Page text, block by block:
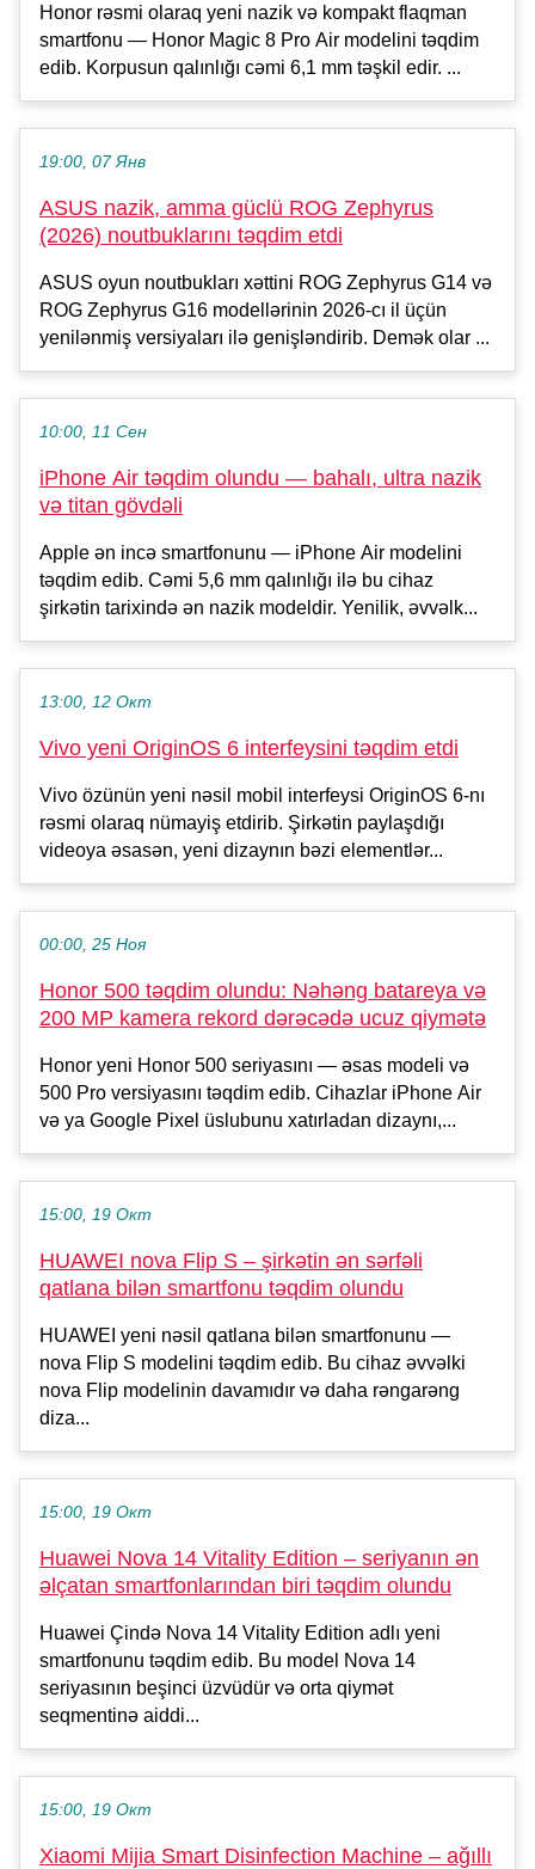
Honor rəsmi olaraq yeni nazik və kompakt flaqman
smartfonu — Honor Magic 8 Pro Air modelini təqdim
edib. Korpusun qalınlığı cəmi 6,1 mm təşkil edir. ...
19:00, 07 Янв
ASUS nazik, amma güclü ROG Zephyrus
(2026) noutbuklarını təqdim etdi
ASUS oyun noutbukları xəttini ROG Zephyrus G14 və
ROG Zephyrus G16 modellərinin 2026-cı il üçün
yenilənmiş versiyaları ilə genişləndirib. Demək olar ...
10:00, 11 Сен
iPhone Air təqdim olundu — bahalı, ultra nazik
və titan gövdəli
Apple ən incə smartfonunu — iPhone Air modelini
təqdim edib. Cəmi 5,6 mm qalınlığı ilə bu cihaz
şirkətin tarixində ən nazik modeldir. Yenilik, əvvəlk...
13:00, 12 Окт
Vivo yeni OriginOS 6 interfeysini təqdim etdi
Vivo özünün yeni nəsil mobil interfeysi OriginOS 6-nı
rəsmi olaraq nümayiş etdirib. Şirkətin paylaşdığı
videoya əsasən, yeni dizaynın bəzi elementlər...
00:00, 25 Ноя
Honor 500 təqdim olundu: Nəhəng batareya və
200 MP kamera rekord dərəcədə ucuz qiymətə
Honor yeni Honor 500 seriyasını — əsas modeli və
500 Pro versiyasını təqdim edib. Cihazlar iPhone Air
və ya Google Pixel üslubunu xatırladan dizaynı,...
15:00, 19 Окт
HUAWEI nova Flip S – şirkətin ən sərfəli
qatlana bilən smartfonu təqdim olundu
HUAWEI yeni nəsil qatlana bilən smartfonunu —
nova Flip S modelini təqdim edib. Bu cihaz əvvəlki
nova Flip modelinin davamıdır və daha rəngarəng
diza...
15:00, 19 Окт
Huawei Nova 14 Vitality Edition – seriyanın ən
əlçatan smartfonlarından biri təqdim olundu
Huawei Çində Nova 14 Vitality Edition adlı yeni
smartfonunu təqdim edib. Bu model Nova 14
seriyasının beşinci üzvüdür və orta qiymət
seqmentinə aiddi...
15:00, 19 Окт
Xiaomi Mijia Smart Disinfection Machine – ağıllı